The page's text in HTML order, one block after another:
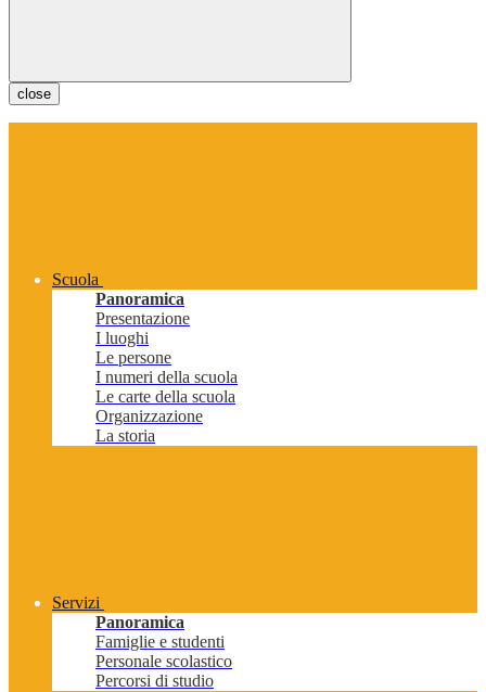
close
Scuola
Panoramica
Presentazione
I luoghi
Le persone
I numeri della scuola
Le carte della scuola
Organizzazione
La storia
Servizi
Panoramica
Famiglie e studenti
Personale scolastico
Percorsi di studio